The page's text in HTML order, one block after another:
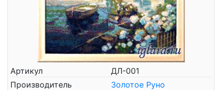
Артикул
ДЛ-001
Производитель
Золотое Руно